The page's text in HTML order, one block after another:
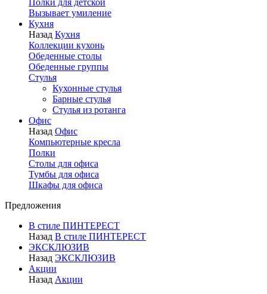
Полки для детской
Вызывает умиление
Кухня
Назад Кухня
Коллекции кухонь
Обеденные столы
Обеденные группы
Стулья
Кухонные стулья
Барные стулья
Стулья из ротанга
Офис
Назад Офис
Компьютерные кресла
Полки
Столы для офиса
Тумбы для офиса
Шкафы для офиса
Предложения
В стиле ПИНТЕРЕСТ
Назад В стиле ПИНТЕРЕСТ
ЭКСКЛЮЗИВ
Назад ЭКСКЛЮЗИВ
Акции
Назад Акции